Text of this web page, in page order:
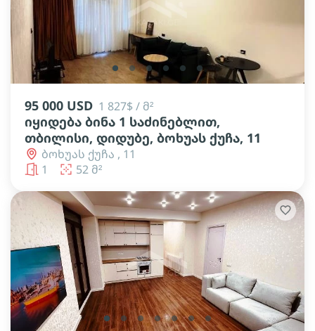
lens lens lens lens lens lens
95 000 USD 1 827$ / მ²
იყიდება ბინა 1 საძინებლით,
თბილისი, დიდუბე, ბოხუას ქუჩა, 11
ბოხუას ქუჩა , 11
1
52 მ²
lens lens lens lens lens lens lens